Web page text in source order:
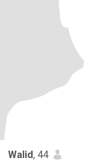
Walid, 44